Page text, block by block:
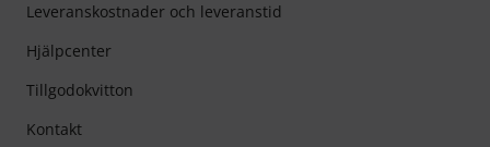
Leveranskostnader och leveranstid
Hjälpcenter
Tillgodokvitton
Kontakt